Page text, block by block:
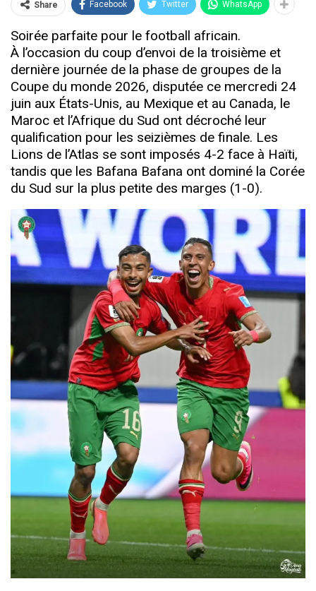
Share Facebook Twitter WhatsApp
Soirée parfaite pour le football africain.
À l’occasion du coup d’envoi de la troisième et
dernière journée de la phase de groupes de la
Coupe du monde 2026, disputée ce mercredi 24
juin aux États-Unis, au Mexique et au Canada, le
Maroc et l’Afrique du Sud ont décroché leur
qualification pour les seizièmes de finale. Les
Lions de l’Atlas se sont imposés 4-2 face à Haïti,
tandis que les Bafana Bafana ont dominé la Corée
du Sud sur la plus petite des marges (1-0).